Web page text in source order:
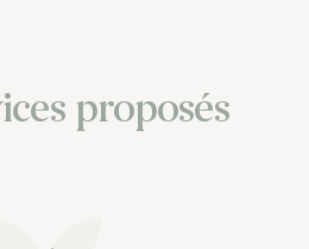
proposés